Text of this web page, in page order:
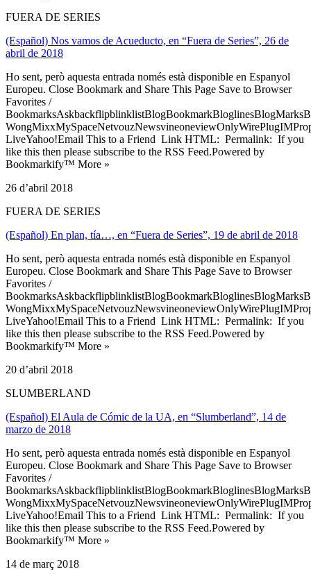
FUERA DE SERIES
(Español) Nos vamos de Acueducto, en “Fuera de Series”, 26 de
abril de 2018
Ho sent, però aquesta entrada només està disponible en Espanyol
Europeu. Close Bookmark and Share This Page Save to Browser
Favorites /
LiveYahoo!Email This to a Friend Link HTML: Permalink: If you
like this then please subscribe to the RSS Feed.Powered by
Bookmarkify™ More »
26 d’abril 2018
FUERA DE SERIES
(Español) En plan, tía…, en “Fuera de Series”, 19 de abril de 2018
Ho sent, però aquesta entrada només està disponible en Espanyol
Europeu. Close Bookmark and Share This Page Save to Browser
Favorites /
LiveYahoo!Email This to a Friend Link HTML: Permalink: If you
like this then please subscribe to the RSS Feed.Powered by
Bookmarkify™ More »
20 d’abril 2018
SLUMBERLAND
(Español) El Aula de Cómic de la UA, en “Slumberland”, 14 de
marzo de 2018
Ho sent, però aquesta entrada només està disponible en Espanyol
Europeu. Close Bookmark and Share This Page Save to Browser
Favorites /
LiveYahoo!Email This to a Friend Link HTML: Permalink: If you
like this then please subscribe to the RSS Feed.Powered by
Bookmarkify™ More »
14 de març 2018